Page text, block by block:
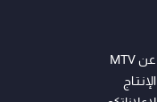
عن MTV
الإنـتـاج